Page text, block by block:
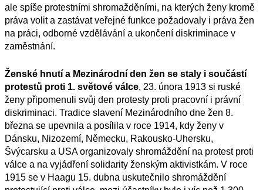
ale spíše protestními shromažděními, na kterých ženy kromě
práva volit a zastávat veřejné funkce požadovaly i práva žen
na práci, odborné vzdělávání a ukončení diskriminace v
zaměstnání.
Ženské hnutí a Mezinárodní den žen se staly i součástí
protestů proti 1. světové válce, 23. února 1913 si ruské
ženy připomenuli svůj den protesty proti pracovní i právní
diskriminaci. Tradice slavení Mezinárodního dne žen 8.
března se upevnila a posílila v roce 1914, kdy ženy v
Dánsku, Nizozemí, Německu, Rakousko-Uhersku,
Švýcarsku a USA organizovaly shromáždění na protest proti
válce a na vyjádření solidarity ženským aktivistkám. V roce
1915 se v Haagu 15. dubna uskutečnilo shromáždění